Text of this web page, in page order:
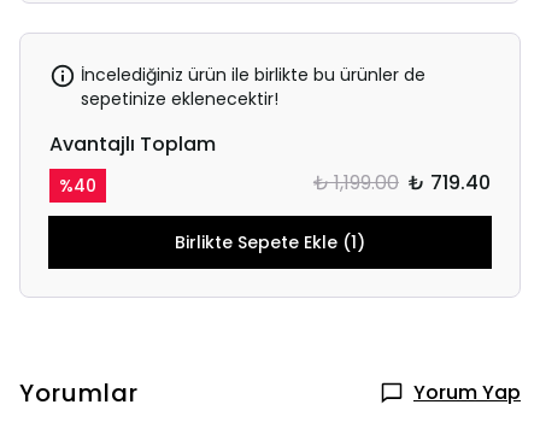
İncelediğiniz ürün ile birlikte bu ürünler de
sepetinize eklenecektir!
Avantajlı Toplam
%40 ₺ 1,199.00 ₺ 719.40
Birlikte Sepete Ekle (1)
Yorumlar Yorum Yap